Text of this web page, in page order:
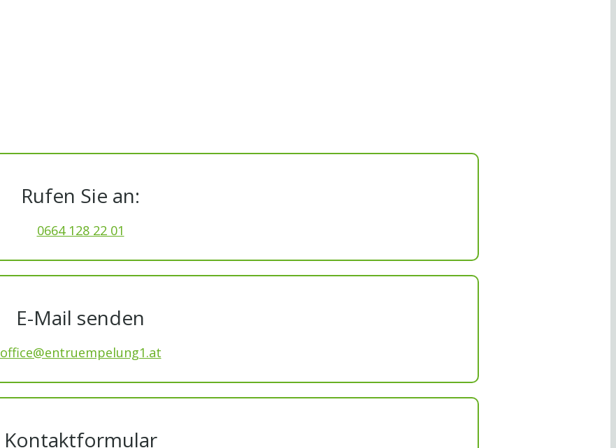
Rufen Sie an:
0664 128 22 01
E-Mail senden
office@entruempelung1.at
Kontaktformular